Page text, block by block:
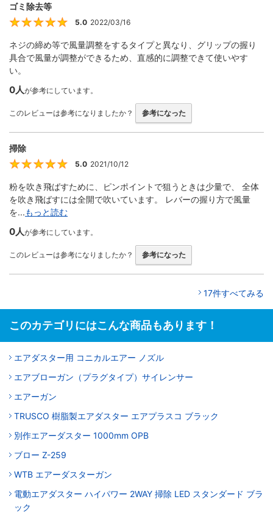
ゴミ除去等
5
5.0 2022/03/16
ネジの締め等で風量調整をするタイプと異なり、グリップの握り
具合で風量が調整ができるため、直感的に調整できて使いやす
い。
0人が参考にしています。
このレビューは参考になりましたか？ 参考になった
掃除
5.0 2021/10/12
粉を吹き飛ばすために、ピンポイントで狙うときは少量で、 全体
を吹き飛ばすには全開で吹いています。 レバーの握り方で風量
を...もっと読む
0人が参考にしています。
このレビューは参考になりましたか？ 参考になった
17件すべてみる
このカテゴリにはこんな商品もあります！
エアダスター用 コニカルエアー ノズル
エアブローガン（プラグタイプ）サイレンサー
エアーガン
TRUSCO 樹脂製エアダスター エアプラスコ ブラック
別作エアーダスター 1000mm OPB
ブロー Z-259
WTB エアーダスターガン
電動エアダスター ハイパワー 2WAY 掃除 LED スタンダード ブラ
ック